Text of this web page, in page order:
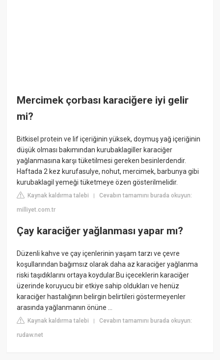
Mercimek çorbası karaciğere iyi gelir
mi?
Bitkisel protein ve lif içeriğinin yüksek, doymuş yağ içeriğinin
düşük olması bakımından kurubaklagiller karaciğer
yağlanmasına karşı tüketilmesi gereken besinlerdendir.
Haftada 2 kez kurufasulye, nohut, mercimek, barbunya gibi
kurubaklagil yemeği tüketmeye özen gösterilmelidir.
Kaynak kaldırma talebi |Cevabın tamamını burada okuyun:
milliyet.com.tr
Çay karaciğer yağlanması yapar mı?
Düzenli kahve ve çay içenlerinin yaşam tarzı ve çevre
koşullarından bağımsız olarak daha az karaciğer yağlanma
riski taşıdıklarını ortaya koydular.Bu içeceklerin karaciğer
üzerinde koruyucu bir etkiye sahip oldukları ve henüz
karaciğer hastalığının belirgin belirtileri göstermeyenler
arasında yağlanmanın önüne ...
Kaynak kaldırma talebi |Cevabın tamamını burada okuyun:
rudaw.net